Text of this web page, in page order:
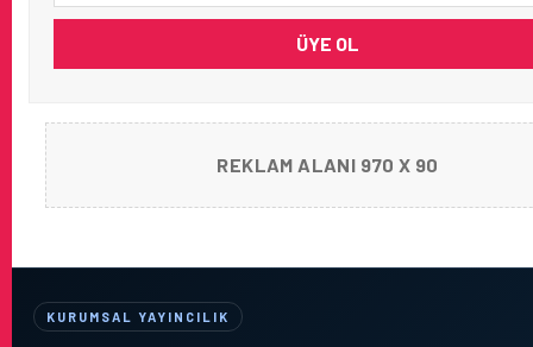
ÜYE OL
REKLAM ALANI 970 X 90
KURUMSAL YAYINCILIK